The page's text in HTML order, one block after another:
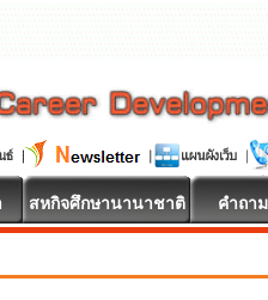
สหกิจศึกษานานาชาติ คำถา